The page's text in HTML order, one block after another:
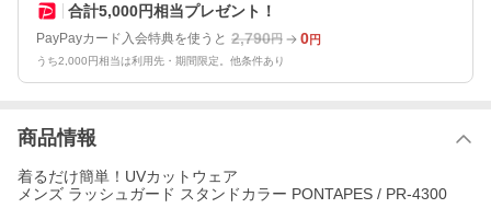
合計5,000円相当プレゼント！
PayPayカード入会特典を使うと 2,790円 0円
うち2,000円相当は利用先・期間限定。他条件あり
商品情報
着るだけ簡単！UVカットウェア
メンズ ラッシュガード スタンドカラー PONTAPES / PR-4300